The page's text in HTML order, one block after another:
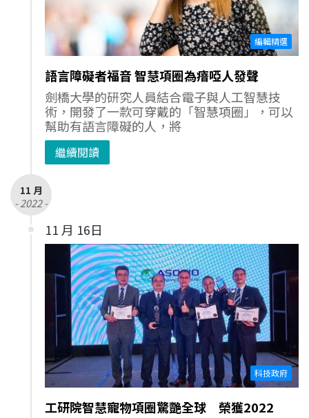
編輯精選
語言障礙者福音 智慧項圈為瘖啞人發聲
劍橋大學的研究人員結合電子與人工智慧技
術，開發了一款可穿戴的「智慧項圈」，可以
幫助有語言障礙的人，將
繼續閱讀
11 月
- 2022 -
11 月 16日
科技政府
工研院智慧寵物項圈驚艷全球 榮獲2022